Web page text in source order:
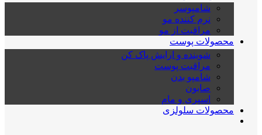
شامپوسر
نرم کننده مو
مراقبت از مو
محصولات پوست
شوینده و ارایش پاک کن
مراقبت پوست
شامپو بدن
صابون
اسپری و مام
محصولات سلولزی